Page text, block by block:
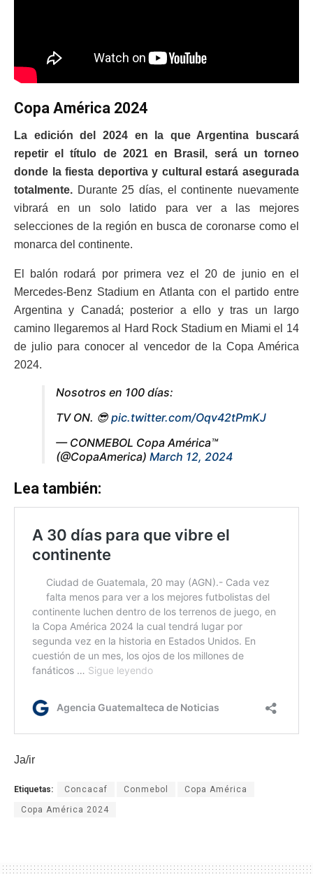
Copa América 2024
La edición del 2024 en la que Argentina buscará
repetir el título de 2021 en Brasil, será un torneo
donde la fiesta deportiva y cultural estará asegurada
totalmente. Durante 25 días, el continente nuevamente
vibrará en un solo latido para ver a las mejores
selecciones de la región en busca de coronarse como el
monarca del continente.
El balón rodará por primera vez el 20 de junio en el
Mercedes-Benz Stadium en Atlanta con el partido entre
Argentina y Canadá; posterior a ello y tras un largo
camino llegaremos al Hard Rock Stadium en Miami el 14
de julio para conocer al vencedor de la Copa América
2024.
Nosotros en 100 días:
TV ON. 😎 pic.twitter.com/Oqv42tPmKJ
— CONMEBOL Copa América™️
(@CopaAmerica) March 12, 2024
Lea también:
Ja/ir
Etiquetas: Concacaf Conmebol Copa América
Copa América 2024